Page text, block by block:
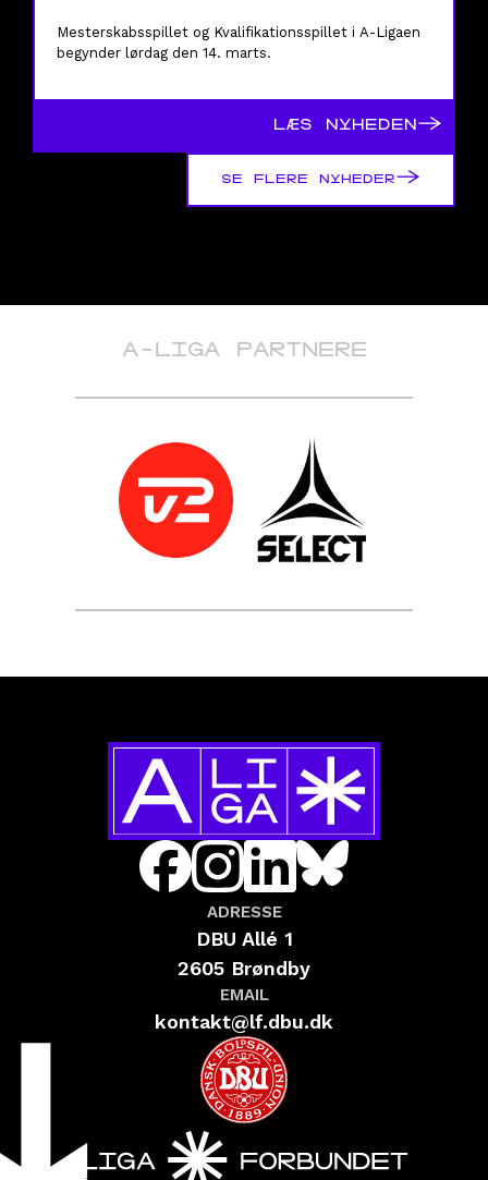
Mesterskabsspillet og Kvalifikationsspillet i A-Ligaen
begynder lørdag den 14. marts.
LÆS NYHEDEN →
SE FLERE NYHEDER →
A-LIGA PARTNERE
ADRESSE
DBU Allé 1
2605 Brøndby
EMAIL
kontakt@lf.dbu.dk